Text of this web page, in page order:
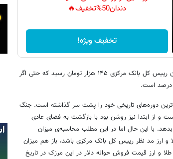
دندان50%تخفیف🔥
تخفیف ویژه!
قیمت دلار به فاصله ده روز پس از انتصاب همتی به عنوان رییس کل بانک مرکزی ۱۴۵ هزار تومان رسید که حتی اگر
دوره‌های تاریخی خود را پشت سر گذاشته است. جنگ
و از ابتدا نیز روشن بود با بازگشت به فضای عادی
با این حال اما در این مطلب محاسبه‌ی میزان
ارز مد نظر رییس کل بانک مرکزی باشد، باز هم میزان
و ارز قیمت فروش حواله دلار در این مرزک در تاریخ